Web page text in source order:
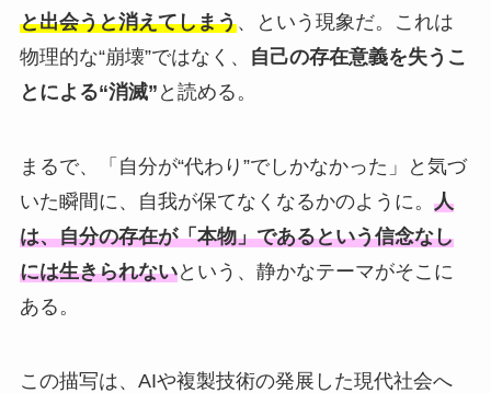
と出会うと消えてしまう、という現象だ。これは
物理的な“崩壊”ではなく、
自己の存在意義を失うこ
とによる“消滅” と読める。
まるで、「自分が“代わり”でしかなかった」と気づ
いた瞬間に、自我が保てなくなるかのように。 人
は、自分の存在が「本物」であるという信念なし
には生きられないという、静かなテーマがそこに
ある。
この描写は、AIや複製技術の発展した現代社会へ